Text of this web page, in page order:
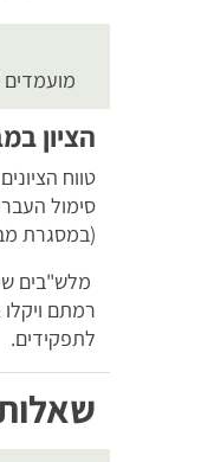
הציון
סימול
(במסגרת
רמתם
לתפקידים.